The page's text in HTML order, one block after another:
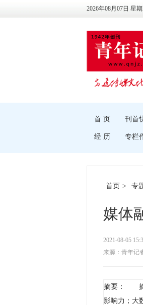
2026年08月07日 星
首 页 刊首
经 历 专栏
首页 > 专
媒体
2021-08-05
来源：青年记
摘要： 摘
影响力；大